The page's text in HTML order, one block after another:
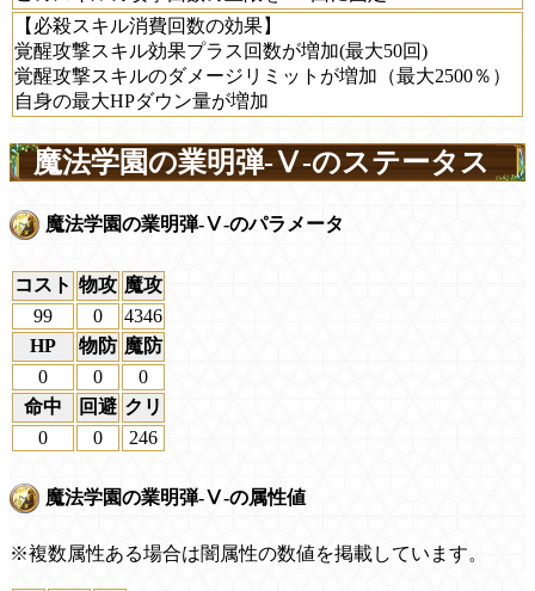
【必殺スキル消費回数の効果】
覚醒攻撃スキル効果プラス回数が増加(最大50回)
覚醒攻撃スキルのダメージリミットが増加（最大2500％）
自身の最大HPダウン量が増加
魔法学園の業明弾-Ⅴ-のステータス
魔法学園の業明弾-Ⅴ-のパラメータ
コスト 物攻 魔攻
99
0
4346
HP
物防 魔防
0
0
0
命中
回避 クリ
0
0 246
魔法学園の業明弾-Ⅴ-の属性値
※複数属性ある場合は闇属性の数値を掲載しています。